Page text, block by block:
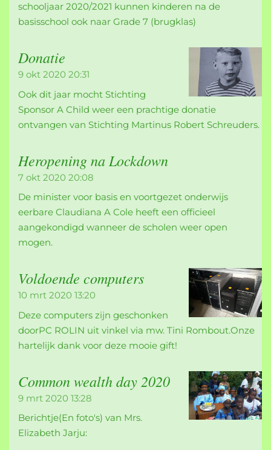
schooljaar 2020/2021 kunnen kinderen na de
basisschool ook naar Grade 7 (brugklas)
Donatie
9 okt 2020 20:31
Ook dit jaar mocht Stichting
Sponsor A Child weer een prachtige donatie
ontvangen van Stichting Martinus Robert Schreuders.
Heropening na Lockdown
7 okt 2020 20:08
De minister voor basis en voortgezet onderwijs
eerbare Claudiana A Cole heeft een officieel
aangekondigd wanneer de scholen weer open
mogen.
Voldoende computers
10 mrt 2020 13:20
Deze computers zijn geschonken
doorPC ROLIN uit vinkel via mw. Tini Rombout.Onze
hartelijk dank voor deze mooie gift!
Common wealth day 2020
9 mrt 2020 13:28
Berichtje(En foto's) van Mrs.
Elizabeth Jarju: